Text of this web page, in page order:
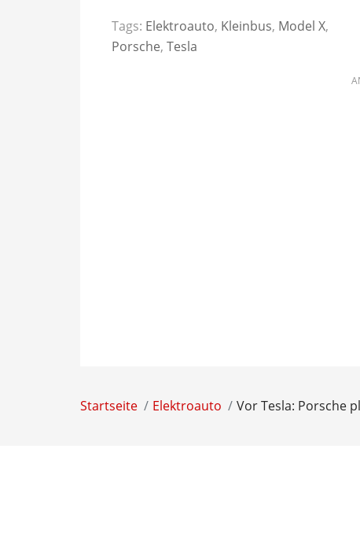
Tags: Elektroauto, Kleinbus, Model X,
Porsche, Tesla
Startseite Elektroauto Vor Tesla: Porsche